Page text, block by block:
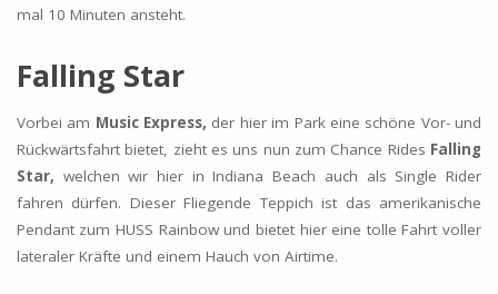
mal 10 Minuten ansteht.
Falling Star
Vorbei am Music Express, der hier im Park eine schöne Vor- und
Rückwärtsfahrt bietet, zieht es uns nun zum Chance Rides Falling
Star, welchen wir hier in Indiana Beach auch als Single Rider
fahren dürfen. Dieser Fliegende Teppich ist das amerikanische
Pendant zum HUSS Rainbow und bietet hier eine tolle Fahrt voller
lateraler Kräfte und einem Hauch von Airtime.